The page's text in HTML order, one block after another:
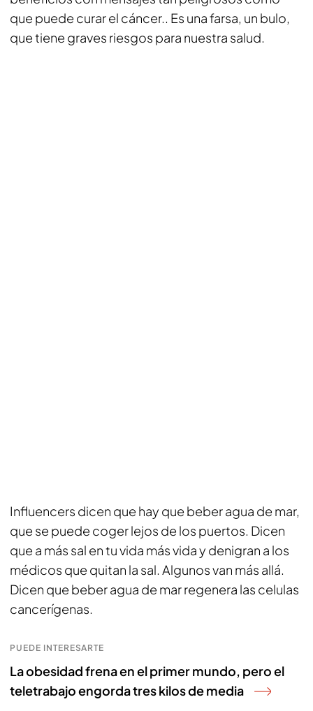
que puede curar el cáncer.. Es una farsa, un bulo,
que tiene graves riesgos para nuestra salud.
Influencers dicen que hay que beber agua de mar,
que se puede coger lejos de los puertos. Dicen
que a más sal en tu vida más vida y denigran a los
médicos que quitan la sal. Algunos van más allá.
Dicen que beber agua de mar regenera las celulas
cancerígenas.
PUEDE INTERESARTE
La obesidad frena en el primer mundo, pero el
teletrabajo engorda tres kilos de media